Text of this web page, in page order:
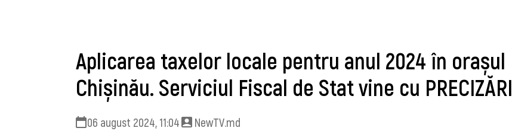
Aplicarea taxelor locale pentru anul 2024 în orașul
Chișinău. Serviciul Fiscal de Stat vine cu PRECIZĂRI
06 august 2024, 11:04 NewTV.md